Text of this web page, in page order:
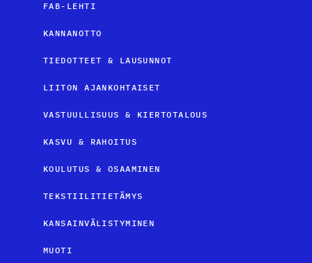
FAB-LEHTI
KANNANOTTO
TIEDOTTEET & LAUSUNNOT
LIITON AJANKOHTAISET
VASTUULLISUUS & KIERTOTALOUS
KASVU & RAHOITUS
KOULUTUS & OSAAMINEN
TEKSTIILITIETÄMYS
KANSAINVÄLISTYMINEN
MUOTI